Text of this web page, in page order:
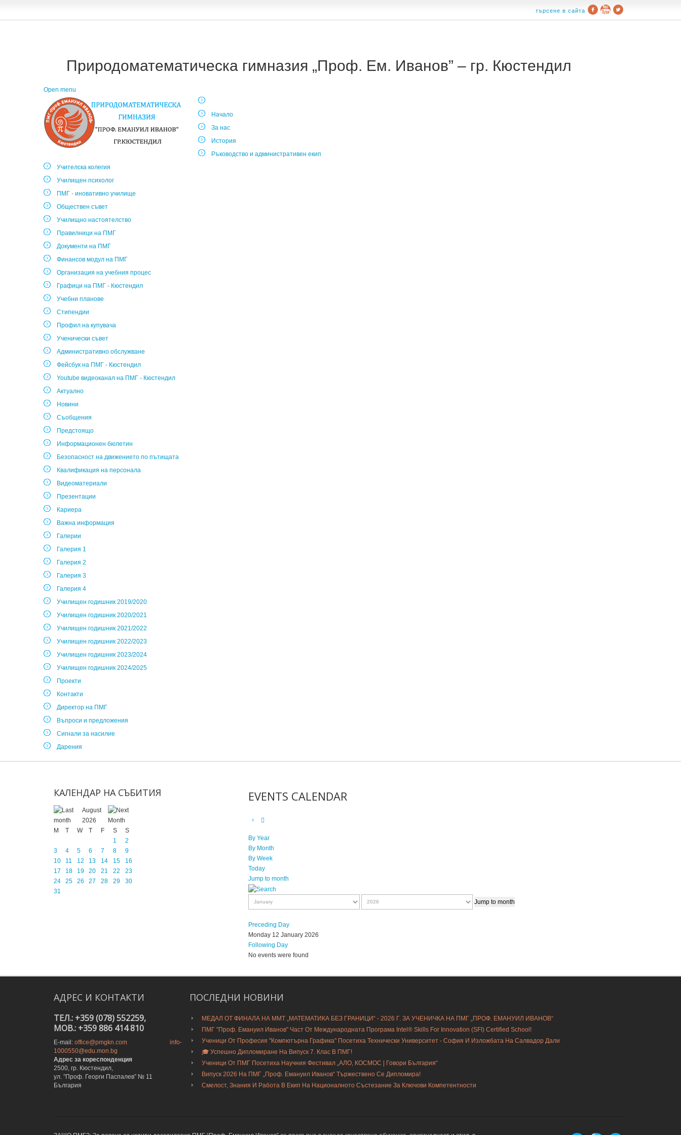
търсене в сайта
Природоматематическа гимназия „Проф. Ем. Иванов” – гр. Кюстендил
Open menu
Начало
За нас
История
Ръководство и административен екип
Учителска колегия
Училищен психолог
ПМГ - иновативно училище
Обществен съвет
Училищно настоятелство
Правилници на ПМГ
Документи на ПМГ
Финансов модул на ПМГ
Организация на учебния процес
Графици на ПМГ - Кюстендил
Учебни планове
Стипендии
Профил на купувача
Ученически съвет
Административно обслужване
Фейсбук на ПМГ - Кюстендил
Youtube видеоканал на ПМГ - Кюстендил
Актуално
Новини
Съобщения
Предстоящо
Информационен бюлетин
Безопасност на движението по пътищата
Квалификация на персонала
Видеоматериали
Презентации
Кариера
Важна информация
Галерии
Галерия 1
Галерия 2
Галерия 3
Галерия 4
Училищен годишник 2019/2020
Училищен годишник 2020/2021
Училищен годишник 2021/2022
Училищен годишник 2022/2023
Училищен годишник 2023/2024
Училищен годишник 2024/2025
Проекти
Контакти
Директор на ПМГ
Въпроси и предложения
Сигнали за насилие
Дарения
КАЛЕНДАР НА СЪБИТИЯ
August
2026
M
T W T F S
S
1
2
3
4 5 6 7 8
9
10
11 12 13 14 15
16
17
18 19 20 21 22
23
24
25 26 27 28 29
30
31
EVENTS CALENDAR
By Year
By Month
By Week
Today
Jump to month
Jump to month
Preceding Day
Monday 12 January 2026
Following Day
No events were found
АДРЕС И КОНТАКТИ
ТЕЛ.: +359 (078) 552259,
MOB.: +359 886 414 810
E-mail: office@pmgkn.com
info-
1000550@edu.mon.bg
Адрес за кореспонденция
2500, гр. Кюстендил,
ул. ”Проф. Георги Паспалев” № 11
България
ПОСЛЕДНИ НОВИНИ
МЕДАЛ ОТ ФИНАЛА НА ММТ „МАТЕМАТИКА БЕЗ ГРАНИЦИ“ - 2026 Г. ЗА УЧЕНИЧКА НА ПМГ „ПРОФ. ЕМАНУИЛ ИВАНОВ“
ПМГ "Проф. Емануил Иванов" Част От Международната Програма Intel® Skills For Innovation (SFI) Certified School!
Ученици От Професия "Компютърна Графика" Посетиха Технически Университет - София И Изложбата На Салвадор Дали
🎓 Успешно Дипломиране На Випуск 7. Клас В ПМГ!
Ученици От ПМГ Посетиха Научния Фестивал „АЛО, КОСМОС | Говори България“
Випуск 2026 На ПМГ „Проф. Емануил Иванов“ Тържествено Се Дипломира!
Смелост, Знания И Работа В Екип На Националното Състезание За Ключови Компетентности